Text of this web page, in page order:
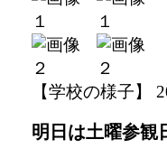
【学校の様子】
明日は土曜参観